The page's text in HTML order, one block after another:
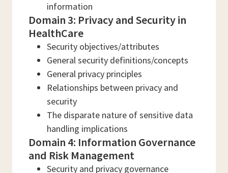
information
Domain 3: Privacy and Security in
HealthCare
Security objectives/attributes
General security definitions/concepts
General privacy principles
Relationships between privacy and
security
The disparate nature of sensitive data
handling implications
Domain 4: Information Governance
and Risk Management
Security and privacy governance